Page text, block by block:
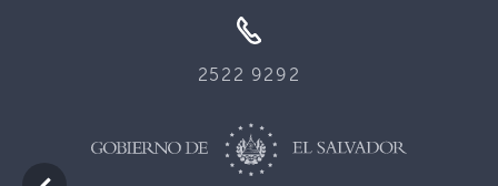
2522 9292